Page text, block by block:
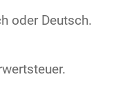
oder Deutsch.